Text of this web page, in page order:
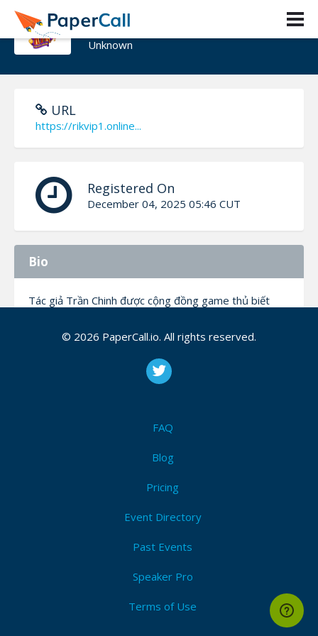
Tác giả Trần Chinh
Unknown
URL
https://rikvip1.online...
Registered On
December 04, 2025 05:46 CUT
Bio
Tác giả Trần Chinh được cộng đồng game thủ biết
về RIKVIP một cách khách quan và dễ hiểu. Website :
https://rikvip1.online/tac-gia/
© 2026 PaperCall.io. All rights reserved.
FAQ
Blog
Pricing
Event Directory
Past Events
Speaker Pro
Terms of Use